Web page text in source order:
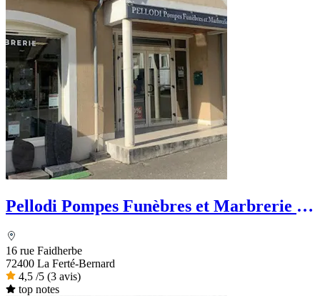
Pellodi Pompes Funèbres et Marbrerie -
16 rue Faidherbe
72400 La Ferté-Bernard
4,5 /5 (3 avis)
top notes